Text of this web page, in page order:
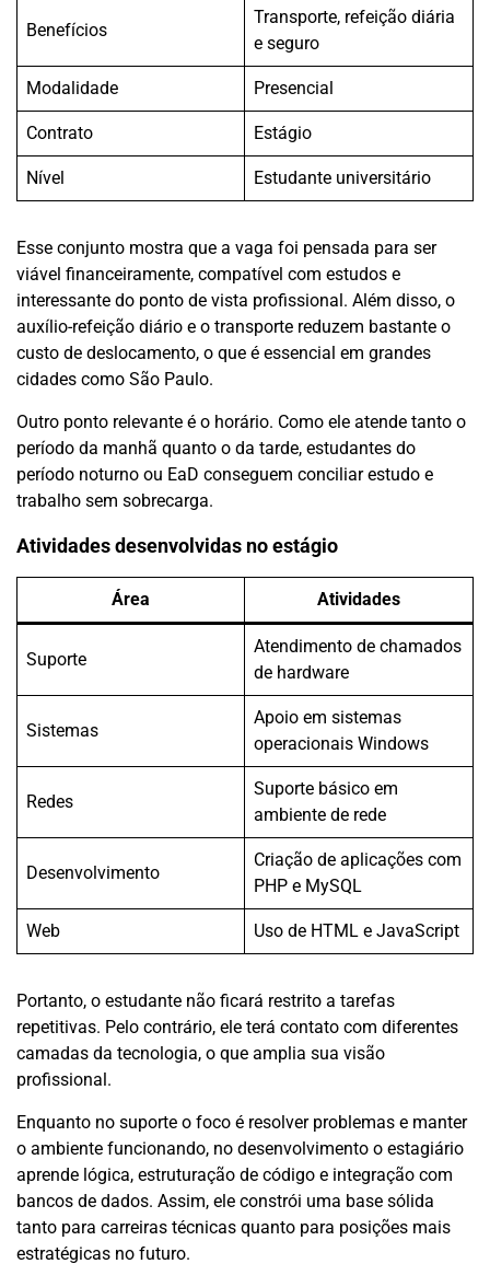
Benefícios
Transporte, refeição diária
e seguro
Modalidade Presencial
Contrato Estágio
Nível Estudante universitário
Esse conjunto mostra que a vaga foi pensada para ser
viável financeiramente, compatível com estudos e
interessante do ponto de vista profissional. Além disso, o
auxílio-refeição diário e o transporte reduzem bastante o
custo de deslocamento, o que é essencial em grandes
cidades como São Paulo.
Outro ponto relevante é o horário. Como ele atende tanto o
período da manhã quanto o da tarde, estudantes do
período noturno ou EaD conseguem conciliar estudo e
trabalho sem sobrecarga.
Atividades desenvolvidas no estágio
Área Atividades
Suporte
Atendimento de chamados
de hardware
Sistemas
Apoio em sistemas
operacionais Windows
Redes
Suporte básico em
ambiente de rede
Desenvolvimento
Criação de aplicações com
PHP e MySQL
Web Uso de HTML e JavaScript
Portanto, o estudante não ficará restrito a tarefas
repetitivas. Pelo contrário, ele terá contato com diferentes
camadas da tecnologia, o que amplia sua visão
profissional.
Enquanto no suporte o foco é resolver problemas e manter
o ambiente funcionando, no desenvolvimento o estagiário
aprende lógica, estruturação de código e integração com
bancos de dados. Assim, ele constrói uma base sólida
tanto para carreiras técnicas quanto para posições mais
estratégicas no futuro.